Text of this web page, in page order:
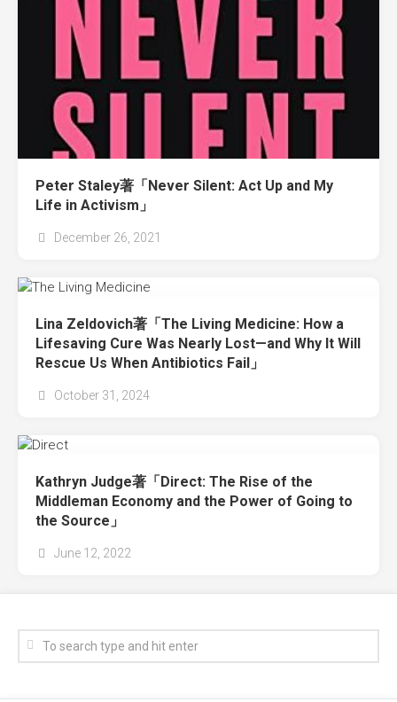
Peter Staley著「Never Silent: Act Up and My
Life in Activism」
December 26, 2021
Lina Zeldovich著「The Living Medicine: How a
Lifesaving Cure Was Nearly Lost—and Why It Will
Rescue Us When Antibiotics Fail」
October 31, 2024
Kathryn Judge著「Direct: The Rise of the
Middleman Economy and the Power of Going to
the Source」
June 12, 2022